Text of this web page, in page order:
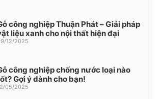
công nghiệp Thuận Phát – Giải pháp
liệu xanh cho nội thất hiện đại
12/2025
công nghiệp chống nước loại nào
Gợi ý dành cho bạn!
05/2025